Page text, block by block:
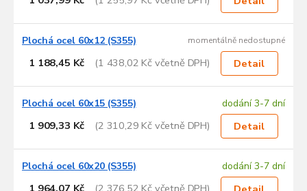
Plochá ocel 60x12 (S355) momentálně nedostupné
1 188,45 Kč (1 438,02 Kč včetně DPH) Detail
Plochá ocel 60x15 (S355) dodání 3-7 dní
1 909,33 Kč (2 310,29 Kč včetně DPH) Detail
Plochá ocel 60x20 (S355) dodání 3-7 dní